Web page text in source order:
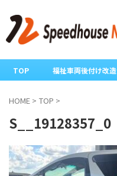
TOP 福祉車両後付け改造
HOME > TOP >
S__19128357_0